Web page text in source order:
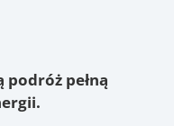
pełną